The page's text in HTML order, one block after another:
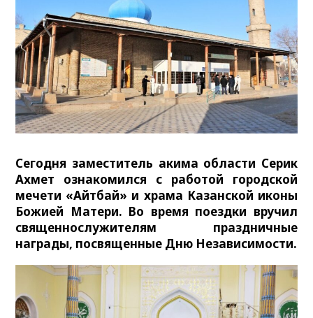
Сегодня заместитель акима области Серик
Ахмет ознакомился с работой городской
мечети «Айтбай» и храма Казанской иконы
Божией Матери. Во время поездки вручил
священнослужителям праздничные
награды, посвященные Дню Независимости.